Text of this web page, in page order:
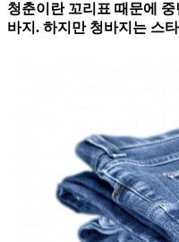
청춘이란 꼬리표 때문에
바지. 하지만 청바지는 스